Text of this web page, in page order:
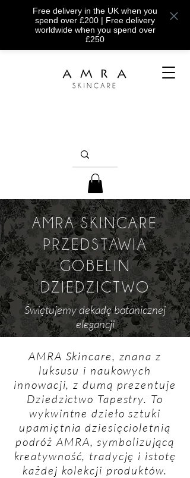
Free delivery in the UK when you
spend over £200 | Free delivery
worldwide when you spend over
£250
AMRA SKINCARE
PRZEDSTAWIA
GOBELIN
DZIEDZICTWO
Świętujemy dekadę botanicznej
elegancji
AMRA Skincare, znana z
luksusu i naukowych
innowacji, z dumą prezentuje
Dziedzictwo Tapestry. To
wykwintne dzieło sztuki
upamiętnia dziesięcioletnią
podróż AMRA, symbolizującą
kreatywność, tradycję i istotę
każdej kolekcji produktów.